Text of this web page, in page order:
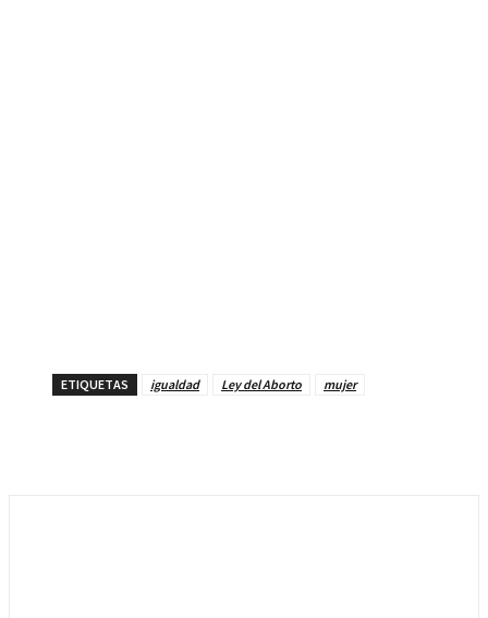
ETIQUETAS igualdad Ley del Aborto mujer